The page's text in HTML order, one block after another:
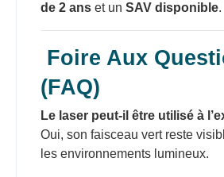
de 2 ans et un SAV disponible.
Foire Aux
(FAQ)
Le laser peut-il être utilisé à
Oui, son faisceau vert reste
les environnements lumineux.